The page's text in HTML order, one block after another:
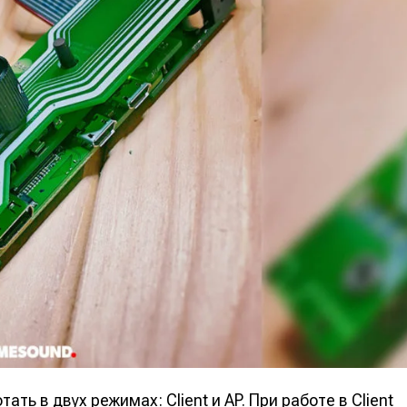
в двух режимах: Client и AP. При работе в Client